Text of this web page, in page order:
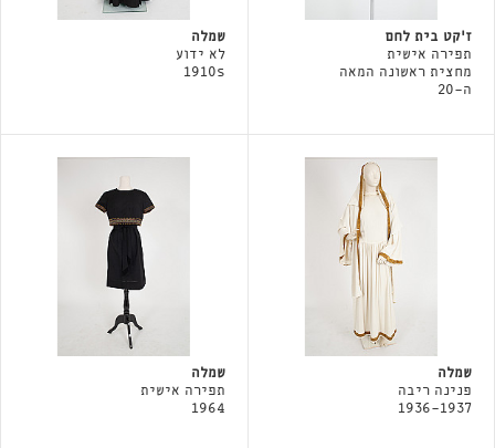
ז'קט בית לחם
תפירה אישית
מחצית ראשונה המאה
ה-20
שמלה
לא ידוע
1910s
שמלה
פנינה ריבה
1936-1937
שמלה
תפירה אישית
1964